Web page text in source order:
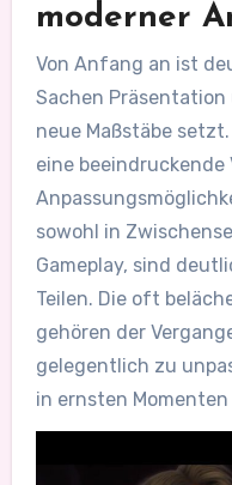
moderner
Von Anfang an ist
Sachen
neue Maßstäbe
eine
sowohl in
Gameplay, sind
Teilen. Die oft
gehören der
gelegentlich zu
in ernsten